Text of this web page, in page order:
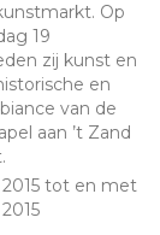
Op
19
zij kunst en
en
van de
aan ’t Zand
tot en met